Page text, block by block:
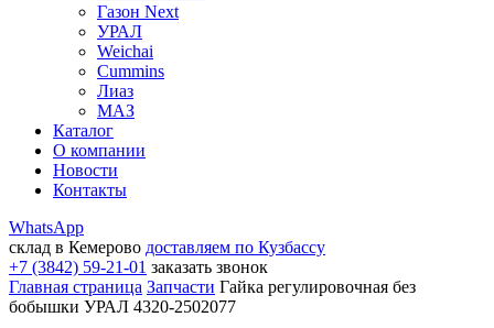
Газон Next
УРАЛ
Weichai
Cummins
Лиаз
МАЗ
Каталог
О компании
Новости
Контакты
WhatsApp
склад в Кемерово доставляем по Кузбассу
+7 (3842) 59-21-01 заказать звонок
Главная страница Запчасти Гайка регулировочная без
бобышки УРАЛ 4320-2502077